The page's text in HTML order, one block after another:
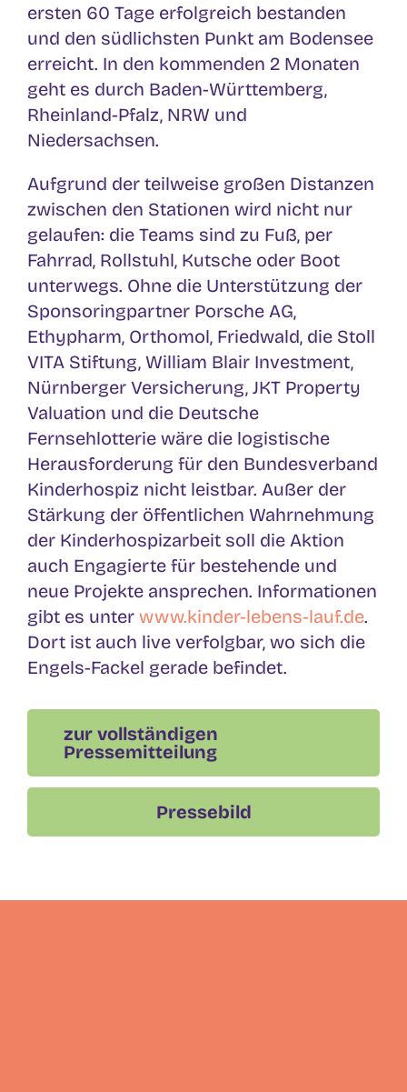
ersten 60 Tage erfolgreich bestanden
und den südlichsten Punkt am Bodensee
erreicht. In den kommenden 2 Monaten
geht es durch Baden-Württemberg,
Rheinland-Pfalz, NRW und
Niedersachsen.
Aufgrund der teilweise großen Distanzen
zwischen den Stationen wird nicht nur
gelaufen: die Teams sind zu Fuß, per
Fahrrad, Rollstuhl, Kutsche oder Boot
unterwegs. Ohne die Unterstützung der
Sponsoringpartner Porsche AG,
Ethypharm, Orthomol, Friedwald, die Stoll
VITA Stiftung, William Blair Investment,
Nürnberger Versicherung, JKT Property
Valuation und die Deutsche
Fernsehlotterie wäre die logistische
Herausforderung für den Bundesverband
Kinderhospiz nicht leistbar. Außer der
Stärkung der öffentlichen Wahrnehmung
der Kinderhospizarbeit soll die Aktion
auch Engagierte für bestehende und
neue Projekte ansprechen. Informationen
gibt es unter www.kinder-lebens-lauf.de.
Dort ist auch live verfolgbar, wo sich die
Engels-Fackel gerade befindet.
zur vollständigen
Pressemitteilung
Pressebild